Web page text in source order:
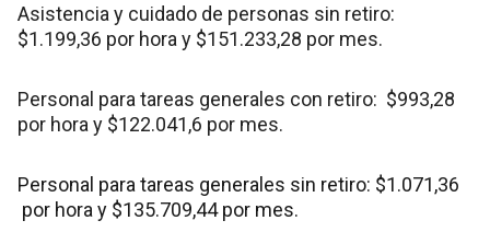
Asistencia y cuidado de personas sin retiro:
$1.199,36 por hora y $151.233,28 por mes.
Personal para tareas generales con retiro: $993,28
por hora y $122.041,6 por mes.
Personal para tareas generales sin retiro: $1.071,36
por hora y $135.709,44 por mes.